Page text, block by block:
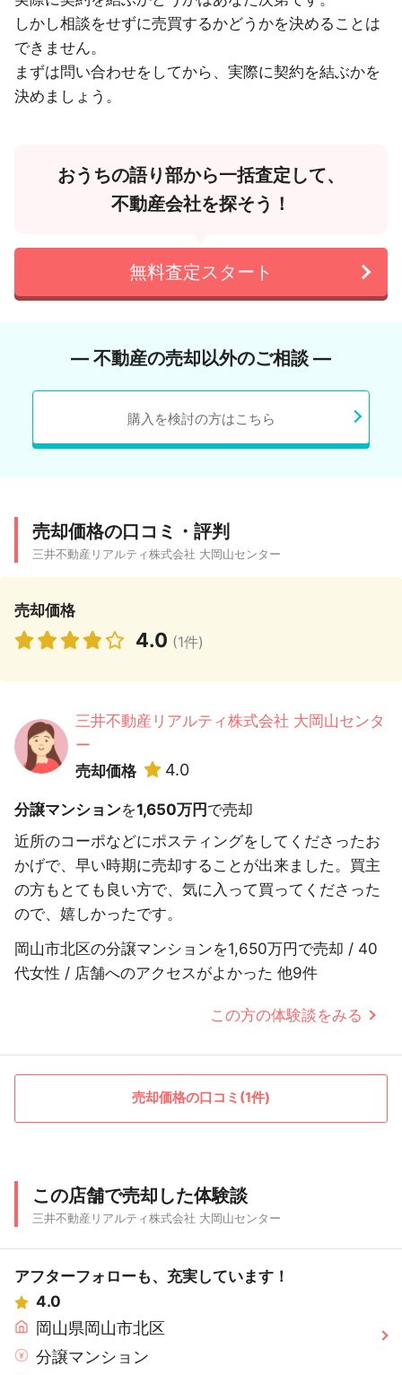
しかし相談をせずに売買するかどうかを決めることは
できません。
まずは問い合わせをしてから、実際に契約を結ぶかを
決めましょう。
おうちの語り部から一括査定して、
不動産会社を探そう！
無料査定スタート
― 不動産の売却以外のご相談 ―
購入を検討の方はこちら
売却価格の口コミ・評判
三井不動産リアルティ株式会社 大岡山センター
売却価格
4.0 (1件)
三井不動産リアルティ株式会社 大岡山センタ
ー
売却価格
4.0
分譲マンションを1,650万円 で売却
近所のコーポなどにポスティングをしてくださったお
かげで、早い時期に売却することが出来ました。買主
の方もとても良い方で、気に入って買ってくださった
ので、嬉しかったです。
岡山市北区の分譲マンションを1,650万円で売却 / 40
代女性 / 店舗へのアクセスがよかった 他9件
この方の体験談をみる
売却価格の口コミ(1件)
この店舗で売却した体験談
三井不動産リアルティ株式会社 大岡山センター
アフターフォローも、充実しています！
4.0
岡山県岡山市北区
分譲マンション